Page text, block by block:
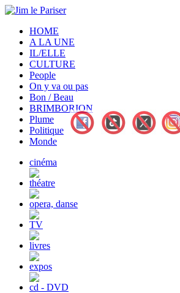
HOME
A LA UNE
IL/ELLE
CULTURE
People
On y va ou pas
Bon / Beau
BRIMBORION
Plume
Politique
Monde
cinéma
théatre
opera, danse
TV
livres
expos
cd - DVD